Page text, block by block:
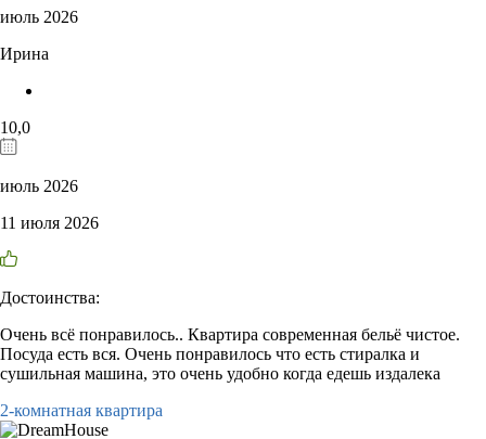
июль 2026
Ирина
10,0
июль 2026
11 июля 2026
Достоинства:
Очень всё понравилось.. Квартира современная бельё чистое.
Посуда есть вся. Очень понравилось что есть стиралка и
сушильная машина, это очень удобно когда едешь издалека
2-комнатная квартира